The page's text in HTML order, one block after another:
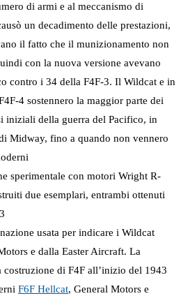
di armi e al meccanismo di
un decadimento delle prestazioni,
il fatto che il munizionamento non
con la nuova versione avevano
contro i 34 della F4F-3. Il Wildcat e in
4 sostennero la maggior parte dei
iniziali della guerra del Pacifico, in
Midway, fino a quando non vennero
sperimentale con motori Wright R-
due esemplari, entrambi ottenuti
usata per indicare i Wildcat
e dalla Easter Aircraft. La
di F4F all’inizio del 1943
F6F Hellcat, General Motors e